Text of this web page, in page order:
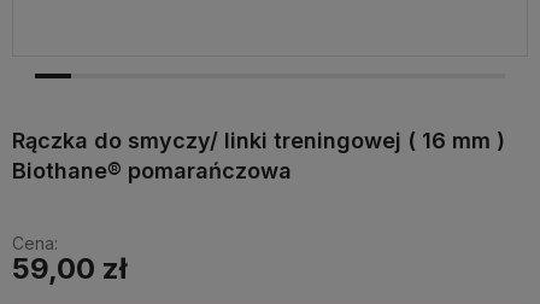
Rączka do smyczy/ linki treningowej ( 16 mm )
Biothane® pomarańczowa
Cena:
59,00 zł